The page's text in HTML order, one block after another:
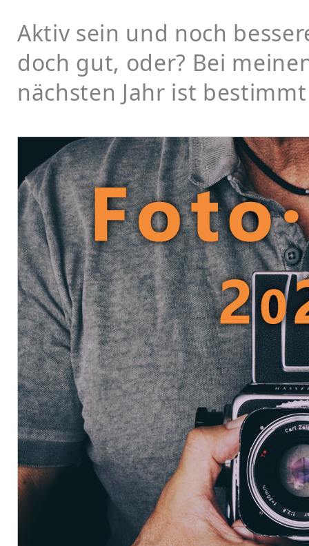
Aktiv sein und noch
doch gut, oder? Bei
nächsten Jahr ist